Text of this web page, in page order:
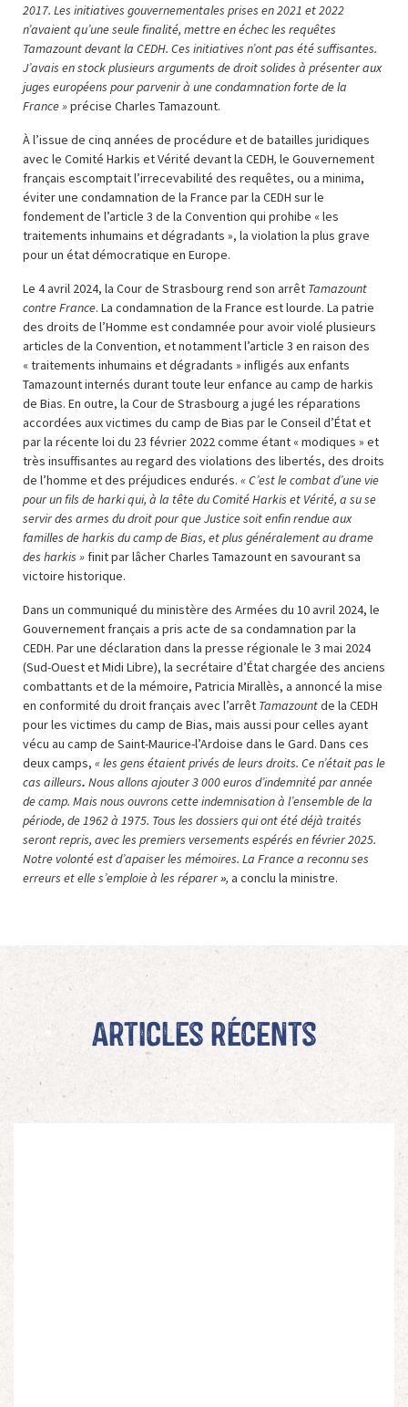
2017. Les initiatives gouvernementales prises en 2021 et 2022
n’avaient qu’une seule finalité, mettre en échec les requêtes
Tamazount devant la CEDH. Ces initiatives n’ont pas été suffisantes.
J’avais en stock plusieurs arguments de droit solides à présenter aux
juges européens pour parvenir à une condamnation forte de la
France »précise Charles Tamazount.
À l’issue de cinq années de procédure et de batailles juridiques
avec le Comité Harkis et Vérité devant la CEDH, le Gouvernement
français escomptait l’irrecevabilité des requêtes, ou a minima,
éviter une condamnation de la France par la CEDH sur le
fondement de l’article 3 de la Convention qui prohibe « les
traitements inhumains et dégradants », la violation la plus grave
pour un état démocratique en Europe.
Le 4 avril 2024, la Cour de Strasbourg rend son arrêt Tamazount
contre France. La condamnation de la France est lourde. La patrie
des droits de l’Homme est condamnée pour avoir violé plusieurs
articles de la Convention, et notamment l’article 3 en raison des
« traitements inhumains et dégradants » infligés aux enfants
Tamazount internés durant toute leur enfance au camp de harkis
de Bias. En outre, la Cour de Strasbourg a jugé les réparations
accordées aux victimes du camp de Bias par le Conseil d’État et
par la récente loi du 23 février 2022 comme étant « modiques » et
très insuffisantes au regard des violations des libertés, des droits
de l’homme et des préjudices endurés. « C’est le combat d’une vie
pour un fils de harki qui, à la tête du Comité Harkis et Vérité, a su se
servir des armes du droit pour que Justice soit enfin rendue aux
familles de harkis du camp de Bias, et plus généralement au drame
des harkis » finit par lâcher Charles Tamazount en savourant sa
victoire historique.
Dans un communiqué du ministère des Armées du 10 avril 2024, le
Gouvernement français a pris acte de sa condamnation par la
CEDH. Par une déclaration dans la presse régionale le 3 mai 2024
(Sud-Ouest et Midi Libre), la secrétaire d’État chargée des anciens
combattants et de la mémoire, Patricia Mirallès, a annoncé la mise
en conformité du droit français avec l’arrêt Tamazountde la CEDH
pour les victimes du camp de Bias, mais aussi pour celles ayant
vécu au camp de Saint-Maurice-l’Ardoise dans le Gard. Dans ces
deux camps, « les gens étaient privés de leurs droits. Ce n’était pas le
cas ailleurs. Nous allons ajouter 3 000 euros d’indemnité par année
de camp. Mais nous ouvrons cette indemnisation à l’ensemble de la
période, de 1962 à 1975. Tous les dossiers qui ont été déjà traités
seront repris, avec les premiers versements espérés en février 2025.
Notre volonté est d’apaiser les mémoires. La France a reconnu ses
erreurs et elle s’emploie à les réparer», a conclu la ministre.
Articles récents